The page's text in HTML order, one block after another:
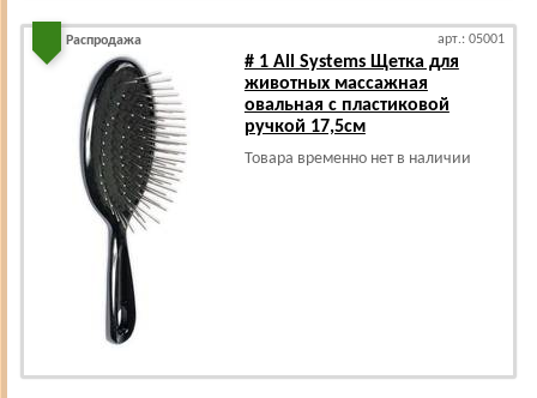
Распродажа арт.: 05001
# 1 All Systems Щетка для
животных массажная
овальная с пластиковой
ручкой 17,5см
Товара временно нет в наличии